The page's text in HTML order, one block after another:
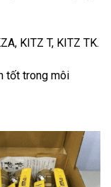
KITZ T, KITZ TK.
tốt trong môi